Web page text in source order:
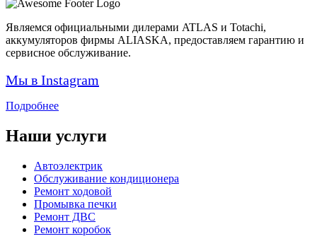
Являемся официальными дилерами ATLAS и Totachi,
аккумуляторов фирмы ALIASKA, предоставляем гарантию и
сервисное обслуживание.
Мы в Instagram
Подробнее
Наши услуги
Автоэлектрик
Обслуживание кондиционера
Ремонт ходовой
Промывка печки
Ремонт ДВС
Ремонт коробок